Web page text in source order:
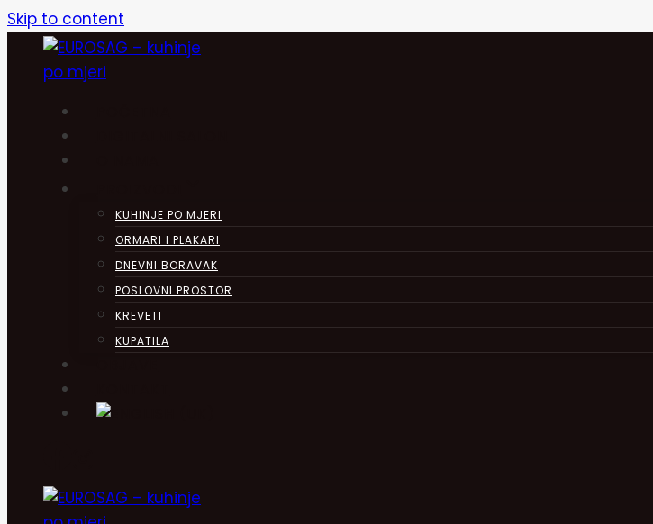
Skip to content
KUHINJE PO MJERI
ORMARI I PLAKARI
DNEVNI BORAVAK
POSLOVNI PROSTOR
KREVETI
KUPATILA